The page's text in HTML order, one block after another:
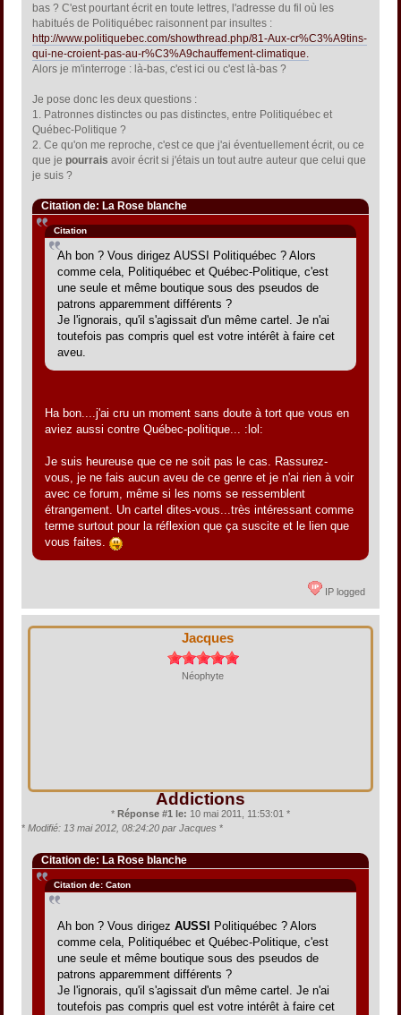
bas ? C'est pourtant écrit en toute lettres, l'adresse du fil où les
habitués de Politiquébec raisonnent par insultes :
http://www.politiquebec.com/showthread.php/81-Aux-cr%C3%A9tins-
qui-ne-croient-pas-au-r%C3%A9chauffement-climatique.
Alors je m'interroge : là-bas, c'est ici ou c'est là-bas ?
Je pose donc les deux questions :
1. Patronnes distinctes ou pas distinctes, entre Politiquébec et
Québec-Politique ?
2. Ce qu'on me reproche, c'est ce que j'ai éventuellement écrit, ou ce
que je pourrais avoir écrit si j'étais un tout autre auteur que celui que
je suis ?
Citation de: La Rose blanche
Citation
Ah bon ? Vous dirigez AUSSI Politiquébec ? Alors
comme cela, Politiquébec et Québec-Politique, c'est
une seule et même boutique sous des pseudos de
patrons apparemment différents ?
Je l'ignorais, qu'il s'agissait d'un même cartel. Je n'ai
toutefois pas compris quel est votre intérêt à faire cet
aveu.
Ha bon....j'ai cru un moment sans doute à tort que vous en
aviez aussi contre Québec-politique... :lol:
Je suis heureuse que ce ne soit pas le cas. Rassurez-
vous, je ne fais aucun aveu de ce genre et je n'ai rien à voir
avec ce forum, même si les noms se ressemblent
étrangement. Un cartel dites-vous...très intéressant comme
terme surtout pour la réflexion que ça suscite et le lien que
vous faites.
IP logged
Jacques
Néophyte
Addictions
* Réponse #1 le: 10 mai 2011, 11:53:01 *
* Modifié: 13 mai 2012, 08:24:20 par Jacques *
Citation de: La Rose blanche
Citation de: Caton
Ah bon ? Vous dirigezAUSSI
Politiquébec ? Alors
comme cela, Politiquébec et Québec-Politique, c'est
une seule et même boutique sous des pseudos de
patrons apparemment différents ?
Je l'ignorais, qu'il s'agissait d'un même cartel. Je n'ai
toutefois pas compris quel est votre intérêt à faire cet